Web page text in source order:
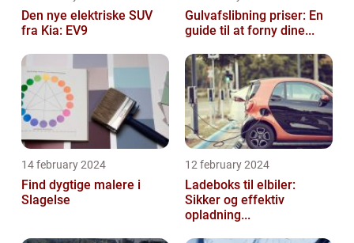
Den nye elektriske SUV
fra Kia: EV9
Gulvafslibning priser: En
guide til at forny dine...
14 february 2024
Find dygtige malere i
Slagelse
12 february 2024
Ladeboks til elbiler:
Sikker og effektiv
opladning...